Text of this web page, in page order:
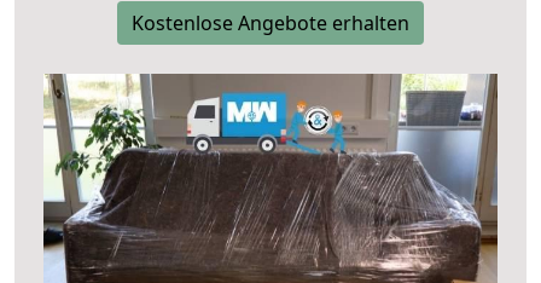
Kostenlose Angebote erhalten